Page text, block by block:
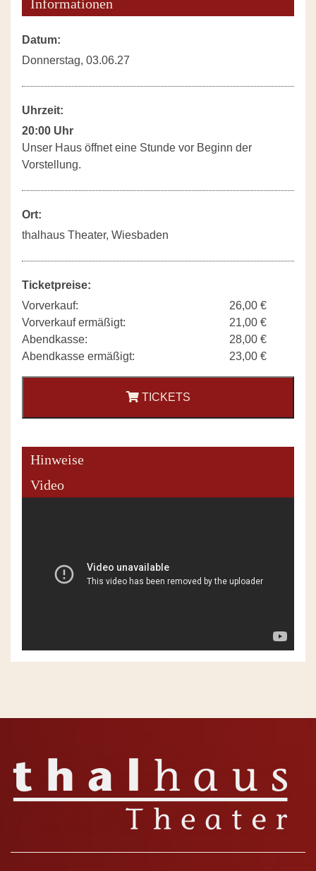
Informationen
Datum:
Donnerstag, 03.06.27
Uhrzeit:
20:00 Uhr
Unser Haus öffnet eine Stunde vor Beginn der
Vorstellung.
Ort:
thalhaus Theater, Wiesbaden
Ticketpreise:
Vorverkauf:
26,00 €
Vorverkauf ermäßigt:
21,00 €
Abendkasse:
28,00 €
Abendkasse ermäßigt:
23,00 €
TICKETS
Hinweise
Video